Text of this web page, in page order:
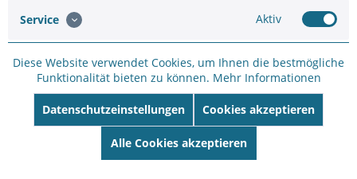
Merken Bewerten
Artikel-Nr.:
WH44815FA
Hersteller:
ENEO
INR-18N040005A
Service Aktiv
Diese Website verwendet Cookies, um Ihnen die bestmögliche
Funktionalität bieten zu können. Mehr Informationen
Datenschutzeinstellungen Cookies akzeptieren
Alle Cookies akzeptieren